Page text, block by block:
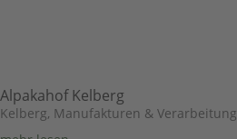
Alpakahof Kelberg
Kelberg, Manufakturen & Verarbeitung